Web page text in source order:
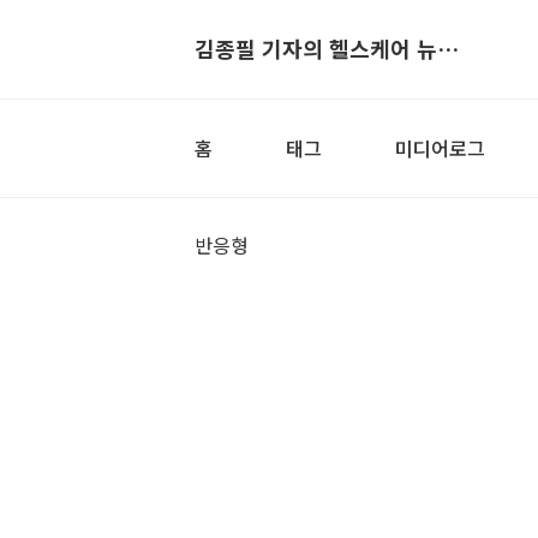
김종필 기자의 헬스케어 뉴스▶
홈 태그 미디어로그
반응형